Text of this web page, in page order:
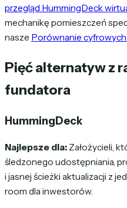
przegląd HummingDeck
mechanikę pomieszczeń
nasze Porównanie
Pięć alternatyw z
fundatora
HummingDeck
Najlepsze dla: Założycieli,
śledzonego udostępniania,
i jasnej ścieżki aktualizacji z
room dla inwestorów.